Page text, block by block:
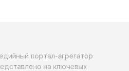
портал-агрегатор
на ключевых